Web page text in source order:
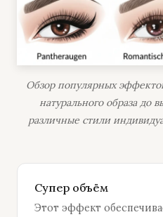
Обзор популярных
натурального образа до
различные стили
Супер объём
Этот эффект